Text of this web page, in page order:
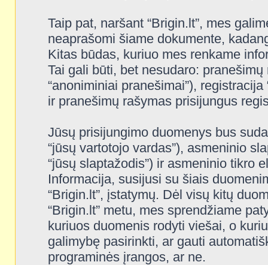
Taip pat, naršant “Brigin.lt”, mes
neaprašomi šiame dokumente,
Kitas būdas, kuriuo mes renkame
Tai gali būti, bet nesudaro:
“anoniminiai pranešimai”),
ir pranešimų rašymas prisijungus
Jūsų prisijungimo duomenys bus
“jūsų vartotojo vardas”), asmeninio
“jūsų slaptažodis”) ir asmeninio tikro
Informacija, susijusi su šiais
“Brigin.lt”, įstatymų. Dėl visų kitų
“Brigin.lt” metu, mes sprendžiame
kuriuos duomenis rodyti viešai, o
galimybę pasirinkti, ar gauti
programinės įrangos, ar ne.